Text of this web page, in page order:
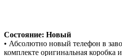
Состояние: Новый
• Абсолютно новый телефон в
комплекте оригинальная коробка